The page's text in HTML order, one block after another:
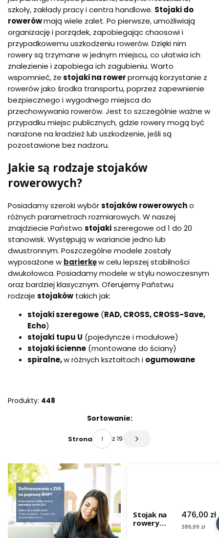
szkoły, zakłady pracy i centra handlowe. Stojaki do
rowerówmają wiele zalet. Po pierwsze, umożliwiają
organizację i porządek, zapobiegając chaosowi i
przypadkowemu uszkodzeniu rowerów. Dzięki nim
rowery są trzymane w jednym miejscu, co ułatwia ich
znalezienie i zapobiega ich zagubieniu. Warto
wspomnieć, żestojaki na rowerpromują korzystanie z
rowerów jako środka transportu, poprzez zapewnienie
bezpiecznego i wygodnego miejsca do
przechowywania rowerów. Jest to szczególnie ważne w
przypadku miejsc publicznych, gdzie rowery mogą być
narażone na kradzież lub uszkodzenie, jeśli są
pozostawione bez nadzoru.
Jakie są rodzaje stojaków
rowerowych?
Posiadamy szeroki wybórstojaków rowerowycho
różnych parametrach rozmiarowych. W naszej
znajdziecie Państwo stojakiszeregowe od 1 do 20
stanowisk. Występują w wariancie jedno lub
dwustronnym. Poszczególne modele zostały
wyposażone w barierkęw celu lepszej stabilności
dwukołowca. Posiadamy modele w stylu nowoczesnym
oraz bardziej klasycznym. Oferujemy Państwu
rodzaje stojaków takich jak:
stojaki szeregowe (RAD, CROSS, CROSS-Save,
Echo)
stojaki tupu U (pojedyncze i modułowe)
stojaki ścienne (montowane do ściany)
spiralne,w różnych kształtach i ogumowane
Produkty: 448
Sortowanie:
Strona z 19 Następne produkty
Stojak na
rowery
Cena
476,00 zł
Cena
386,99 zł